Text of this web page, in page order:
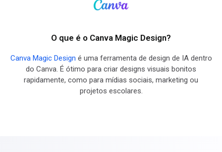
O que é o Canva Magic Design?
Canva Magic Design é uma ferramenta de design de IA dentro
do Canva. É ótimo para criar designs visuais bonitos
rapidamente, como para mídias sociais, marketing ou
projetos escolares.